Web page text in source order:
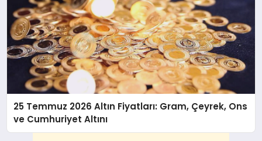
25 Temmuz 2026 Altın Fiyatları: Gram, Çeyrek, Ons
ve Cumhuriyet Altını